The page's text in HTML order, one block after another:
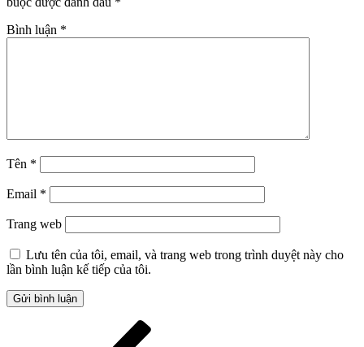
Bình luận *
Tên *
Email *
Trang web
Lưu tên của tôi, email, và trang web trong trình duyệt này cho
lần bình luận kế tiếp của tôi.